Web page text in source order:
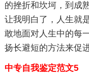
的挫折和坎坷，到成
让我明白了，人生就
敢地面对人生中的每
扬长避短的方法来促
中专自我鉴定范文5